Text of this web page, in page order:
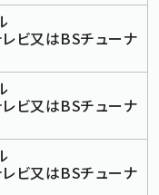
ビ又はBSチューナ
ビ又はBSチューナ
ビ又はBSチューナ